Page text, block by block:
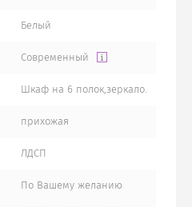
Белый
Современный
Шкаф на 6 полок,зеркало.
прихожая
ЛДСП
По Вашему желанию